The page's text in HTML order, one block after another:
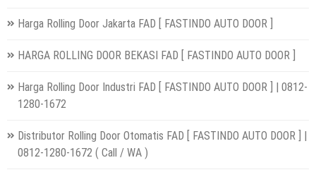
Harga Rolling Door Jakarta FAD [ FASTINDO AUTO DOOR ]
HARGA ROLLING DOOR BEKASI FAD [ FASTINDO AUTO DOOR ]
Harga Rolling Door Industri FAD [ FASTINDO AUTO DOOR ] | 0812-
1280-1672
Distributor Rolling Door Otomatis FAD [ FASTINDO AUTO DOOR ] |
0812-1280-1672 ( Call / WA )